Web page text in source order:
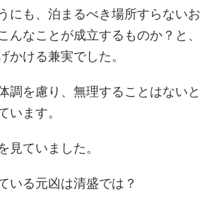
にも、泊まるべき場所すらないお
んなことが成立するものか？と、
かける兼実でした。
調を慮り、無理することはないと
います。
見ていました。
いる元凶は清盛では？